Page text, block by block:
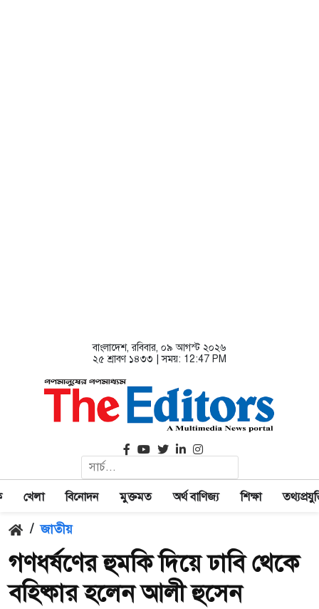
বাংলাদেশ, রবিবার, ০৯ আগস্ট ২০২৬
২৫ শ্রাবণ ১৪৩৩ | সময়: 12:47 PM
খেলা বিনোদন মুক্তমত অর্থ বাণিজ্য শিক্ষা
/ জাতীয়
গণধর্ষণের হুমকি দিয়ে ঢাবি থেকে
বহিষ্কার হলেন আলী হুসেন